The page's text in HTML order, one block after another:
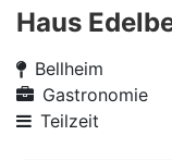
Haus
Bellheim
Gastronomie
Teilzeit